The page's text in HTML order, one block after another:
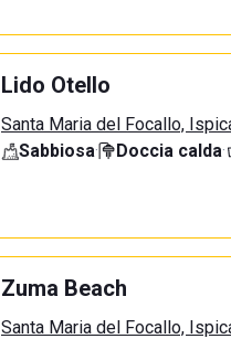
Lido Otello
Santa Maria del Focallo,
Sabbiosa· Doccia calda·
Zuma Beach
Santa Maria del Focallo,